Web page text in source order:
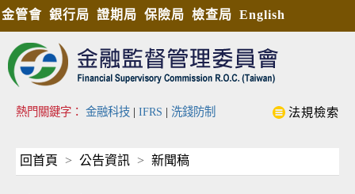
金管會 銀行局 證期局 保險局 檢查局 English
熱門關鍵字： 金融科技 | IFRS | 洗錢防制 法規檢索
回首頁 公告資訊 新聞稿